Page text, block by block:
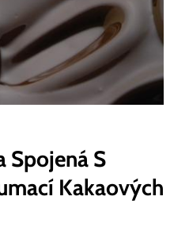
Spojená S
Kakaových